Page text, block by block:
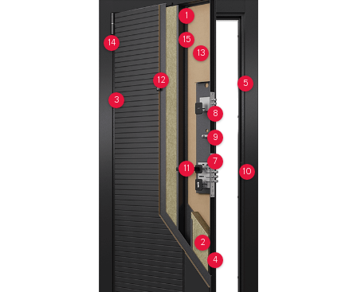
1
2
3
4
5
7
8
9
10
11
12
13
14 15